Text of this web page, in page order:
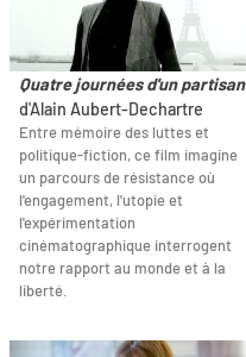
Quatre journées d'un partisan
d'Alain Aubert-Dechartre
Entre mémoire des luttes et
politique-fiction, ce film imagine
un parcours de résistance où
l'engagement, l'utopie et
l'expérimentation
cinématographique interrogent
notre rapport au monde et à la
liberté.